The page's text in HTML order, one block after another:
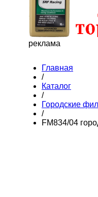
реклама
Главная
/
Каталог
/
Городские
/
FM834/04